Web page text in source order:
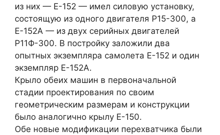
из них — Е-152 — имел силовую установку,
состоящую из одного двигателя Р15-300, а
Е-152А — из двух серийных двигателей
Р11Ф-300. В постройку заложили два
опытных экземпляра самолета Е-152 и один
экземпляр Е-152А.
Крыло обеих машин в первоначальной
стадии проектирования по своим
геометрическим размерам и конструкции
было аналогично крылу Е-150.
Обе новые модификации перехватчика были